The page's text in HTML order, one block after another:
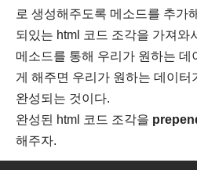
로 생성해주도록 메소드를 추가
되있는 html 코드 조각을 가져와
메소드를 통해 우리가 원하는 데
게 해주면 우리가 원하는 데이터
완성되는 것이다.
완성된 html 코드 조각을
해주자.